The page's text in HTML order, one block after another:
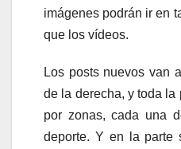
imágenes podrán ir en
que los vídeos.
Los posts nuevos van
de la derecha, y toda la
por zonas, cada una
deporte. Y en la parte